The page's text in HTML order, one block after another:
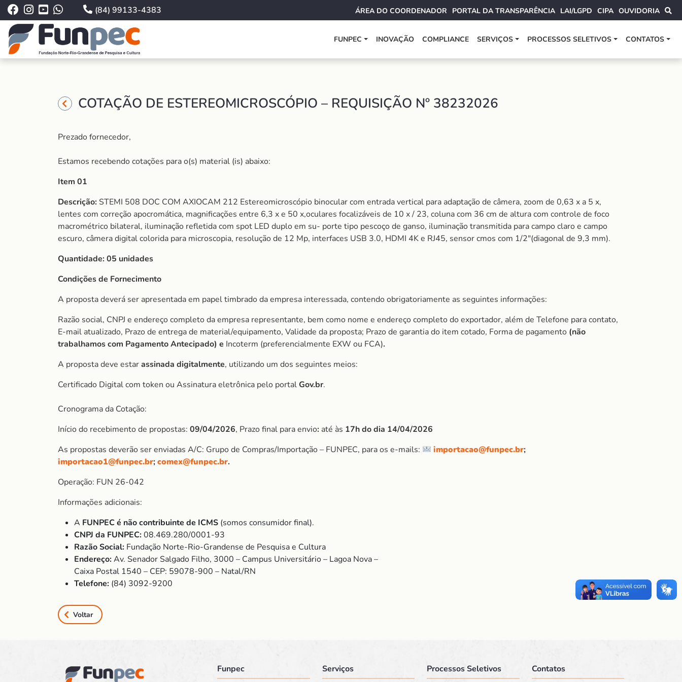
(84) 99133-4383 ÁREA DO COORDENADOR PORTAL DA TRANSPARÊNCIA LAI/LGPD CIPA OUVIDORIA
FUNPEC INOVAÇÃO COMPLIANCE SERVIÇOS PROCESSOS SELETIVOS CONTATOS
COTAÇÃO DE ESTEREOMICROSCÓPIO – REQUISIÇÃO Nº 38232026
Prezado fornecedor,
Estamos recebendo cotações para o(s) material (is) abaixo:
Item 01
Descrição: STEMI 508 DOC COM AXIOCAM 212 Estereomicroscópio binocular com entrada vertical para adaptação de câmera, zoom de 0,63 x a 5 x,
lentes com correção apocromática, magnificações entre 6,3 x e 50 x,oculares focalizáveis de 10 x / 23, coluna com 36 cm de altura com controle de foco
macrométrico bilateral, iluminação refletida com spot LED duplo em su- porte tipo pescoço de ganso, iluminação transmitida para campo claro e campo
escuro, câmera digital colorida para microscopia, resolução de 12 Mp, interfaces USB 3.0, HDMI 4K e RJ45, sensor cmos com 1/2″(diagonal de 9,3 mm).
Quantidade: 05 unidades
Condições de Fornecimento
A proposta deverá ser apresentada em papel timbrado da empresa interessada, contendo obrigatoriamente as seguintes informações:
Razão social, CNPJ e endereço completo da empresa representante, bem como nome e endereço completo do exportador, além de Telefone para contato,
E-mail atualizado, Prazo de entrega de material/equipamento, Validade da proposta; Prazo de garantia do item cotado, Forma de pagamento (não
trabalhamos com Pagamento Antecipado) e Incoterm (preferencialmente EXW ou FCA).
A proposta deve estarassinada digitalmente, utilizando um dos seguintes meios:
Certificado Digital com token ou Assinatura eletrônica pelo portalGov.br.
Cronograma da Cotação:
Início do recebimento de propostas: 09/04/2026, Prazo final para envio: até às 17h do dia 14/04/2026
As propostas deverão ser enviadas A/C: Grupo de Compras/Importação – FUNPEC, para os e-mails:
importacao@funpec.br;
importacao1@funpec.br;comex@funpec.br.
Operação: FUN 26-042
Informações adicionais:
A FUNPEC é não contribuinte de ICMS (somos consumidor final).
CNPJ da FUNPEC:08.469.280/0001-93
Razão Social: Fundação Norte-Rio-Grandense de Pesquisa e Cultura
Endereço:Av. Senador Salgado Filho, 3000 – Campus Universitário – Lagoa Nova –
Caixa Postal 1540 – CEP: 59078-900 – Natal/RN
Telefone: (84) 3092-9200
Voltar
Funpec Serviços Processos Seletivos Contatos